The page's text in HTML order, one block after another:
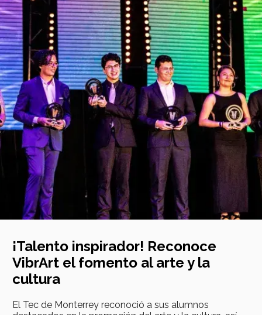
¡Talento inspirador! Reconoce
VibrArt el fomento al arte y la
cultura
El Tec de Monterrey reconoció a sus alumnos